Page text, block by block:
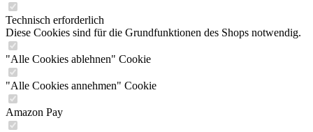
Technisch erforderlich
Diese Cookies sind für die Grundfunktionen des Shops notwendig.
"Alle Cookies ablehnen" Cookie
"Alle Cookies annehmen" Cookie
Amazon Pay